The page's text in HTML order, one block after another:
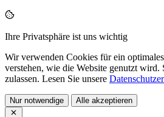
Ihre Privatsphäre ist uns wichtig
Wir verwenden Cookies für ein
verstehen, wie die Website genutzt wird.
zulassen. Lesen Sie unsere
Nur notwendige Alle akzeptieren